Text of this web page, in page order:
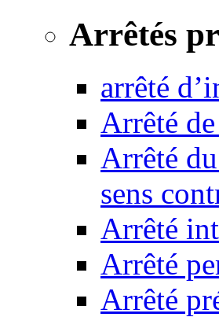
Arrêtés
arrêté
Arrêté
Arrêté
sens
Arrêté
Arrêté
Arrêté